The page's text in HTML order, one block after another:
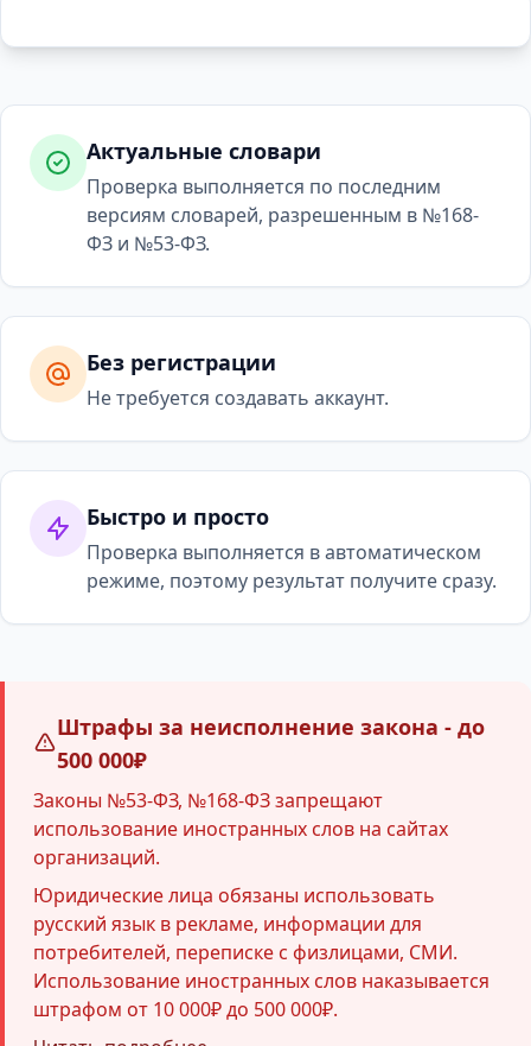
Актуальные словари
Проверка выполняется по последним
версиям словарей, разрешенным в №168-
ФЗ и №53-ФЗ.
Без регистрации
Не требуется создавать аккаунт.
Быстро и просто
Проверка выполняется в автоматическом
режиме, поэтому результат получите сразу.
Штрафы за неисполнение закона - до
500 000₽
Законы №53-ФЗ, №168-ФЗ запрещают
использование иностранных слов на сайтах
организаций.
Юридические лица обязаны использовать
русский язык в рекламе, информации для
потребителей, переписке с физлицами, СМИ.
Использование иностранных слов наказывается
штрафом от 10 000₽ до 500 000₽.